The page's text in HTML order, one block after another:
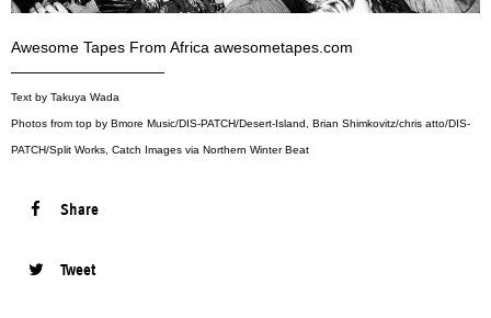
Awesome Tapes From Africa awesometapes.com
——————————
Text by Takuya Wada
Photos from top by Bmore Music/DIS-PATCH/Desert-Island, Brian Shimkovitz/chris atto/DIS-
PATCH/Split Works, Catch Images via Northern Winter Beat
Share
Tweet